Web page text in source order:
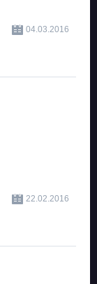
04.03.2016
22.02.2016